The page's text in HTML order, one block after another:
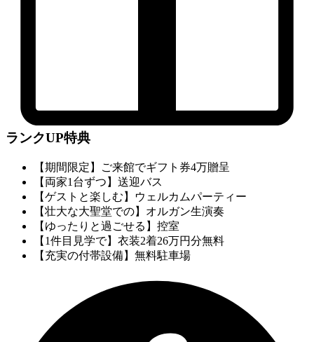
ランクUP特典
【期間限定】ご来館でギフト券4万贈呈
【両家1台ずつ】送迎バス
【ゲストと楽しむ】ウェルカムパーティー
【壮大な大聖堂での】オルガン生演奏
【ゆったりと過ごせる】控室
【1件目見学で】衣装2着26万円分無料
【充実の付帯設備】無料駐車場